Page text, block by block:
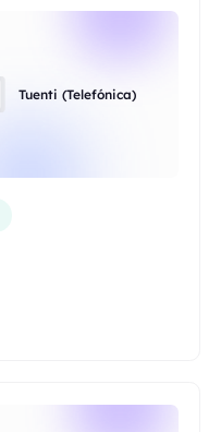
Tuenti (Telefónica)